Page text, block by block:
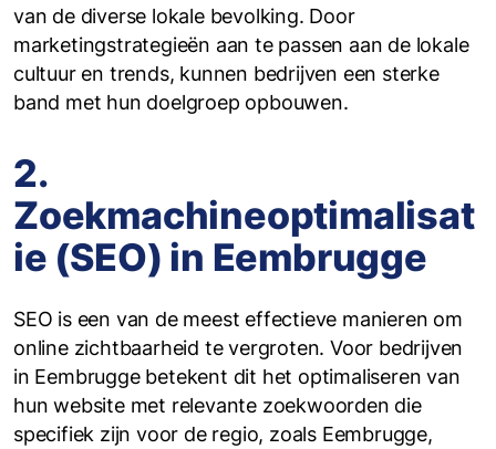
van de diverse lokale bevolking. Door
marketingstrategieën aan te passen aan de lokale
cultuur en trends, kunnen bedrijven een sterke
band met hun doelgroep opbouwen.
2.
Zoekmachineoptimalisat
ie (SEO) in Eembrugge
SEO is een van de meest effectieve manieren om
online zichtbaarheid te vergroten. Voor bedrijven
in Eembrugge betekent dit het optimaliseren van
hun website met relevante zoekwoorden die
specifiek zijn voor de regio, zoals Eembrugge,